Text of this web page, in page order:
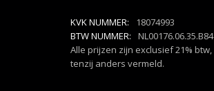
KVK NUMMER:
18074993
BTW NUMMER:
NL00176.06.35.B84
Alle prijzen zijn exclusief 21% btw,
tenzij anders vermeld.